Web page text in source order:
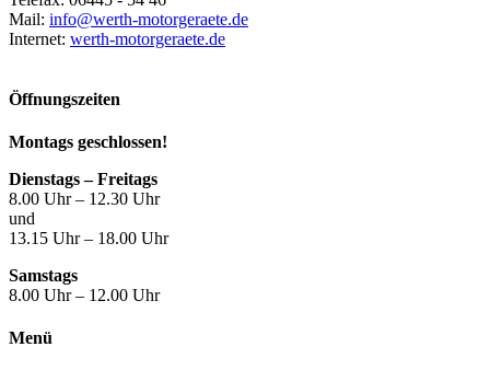
Mail: info@werth-motorgeraete.de
Internet: werth-motorgeraete.de
Öffnungszeiten
Montags geschlossen!
Dienstags – Freitags
8.00 Uhr – 12.30 Uhr
und
13.15 Uhr – 18.00 Uhr
Samstags
8.00 Uhr – 12.00 Uhr
Menü